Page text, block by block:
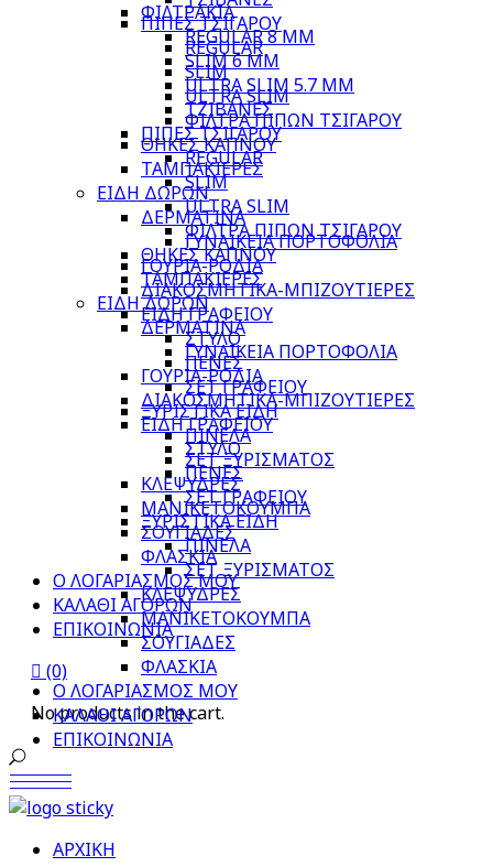
ΠΙΠΕΣ ΤΣΙΓΑΡΟΥ
REGULAR
SLIM
ULTRA SLIM
ΦΙΛΤΡΑ ΠΙΠΩΝ ΤΣΙΓΑΡΟΥ
ΘΗΚΕΣ ΚΑΠΝΟΥ
ΤΑΜΠΑΚΙΕΡΕΣ
ΕΙΔΗ ΔΩΡΩΝ
ΔΕΡΜΑΤΙΝΑ
ΓΥΝΑΙΚΕΙΑ ΠΟΡΤΟΦΟΛΙΑ
ΓΟΥΡΙΑ-ΡΟΔΙΑ
ΔΙΑΚΟΣΜΗΤΙΚΑ-ΜΠΙΖΟΥΤΙΕΡΕΣ
ΕΙΔΗ ΓΡΑΦΕΙΟΥ
ΣΤΥΛΟ
ΠΕΝΕΣ
ΣΕΤ ΓΡΑΦΕΙΟΥ
ΞΥΡΙΣΤΙΚΑ ΕΙΔΗ
ΠΙΝΕΛΑ
ΣΕΤ ΞΥΡΙΣΜΑΤΟΣ
ΚΛΕΨΥΔΡΕΣ
ΜΑΝΙΚΕΤΟΚΟΥΜΠΑ
ΣΟΥΓΙΑΔΕΣ
ΦΛΑΣΚΙΑ
Ο ΛΟΓΑΡΙΑΣΜΟΣ ΜΟΥ
ΚΑΛΑΘΙ ΑΓΟΡΩΝ
ΕΠΙΚΟΙΝΩΝΙΑ
(0)
No products in the cart.
ΑΡΧΙΚΗ
ΦΙΛΤΡΑΚΙΑ
REGULAR 8 MM
SLIM 6 MM
ULTRA SLIM 5.7 MM
ΤΖΙΒΑΝΕΣ
ΠΙΠΕΣ ΤΣΙΓΑΡΟΥ
REGULAR
SLIM
ULTRA SLIM
ΦΙΛΤΡΑ ΠΙΠΩΝ ΤΣΙΓΑΡΟΥ
ΘΗΚΕΣ ΚΑΠΝΟΥ
ΤΑΜΠΑΚΙΕΡΕΣ
ΕΙΔΗ ΔΩΡΩΝ
ΔΕΡΜΑΤΙΝΑ
ΓΥΝΑΙΚΕΙΑ ΠΟΡΤΟΦΟΛΙΑ
ΓΟΥΡΙΑ-ΡΟΔΙΑ
ΔΙΑΚΟΣΜΗΤΙΚΑ-ΜΠΙΖΟΥΤΙΕΡΕΣ
ΕΙΔΗ ΓΡΑΦΕΙΟΥ
ΣΤΥΛΟ
ΠΕΝΕΣ
ΣΕΤ ΓΡΑΦΕΙΟΥ
ΞΥΡΙΣΤΙΚΑ ΕΙΔΗ
ΠΙΝΕΛΑ
ΣΕΤ ΞΥΡΙΣΜΑΤΟΣ
ΚΛΕΨΥΔΡΕΣ
ΜΑΝΙΚΕΤΟΚΟΥΜΠΑ
ΣΟΥΓΙΑΔΕΣ
ΦΛΑΣΚΙΑ
Ο ΛΟΓΑΡΙΑΣΜΟΣ ΜΟΥ
ΚΑΛΑΘΙ ΑΓΟΡΩΝ
ΕΠΙΚΟΙΝΩΝΙΑ